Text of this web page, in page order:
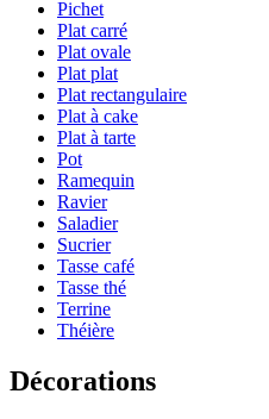
Pichet
Plat carré
Plat ovale
Plat plat
Plat rectangulaire
Plat à cake
Plat à tarte
Pot
Ramequin
Ravier
Saladier
Sucrier
Tasse café
Tasse thé
Terrine
Théière
Décorations